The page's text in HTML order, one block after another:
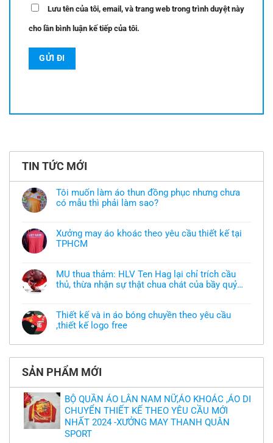
Lưu tên của tôi, email, và trang web trong trình duyệt này
cho lần bình luận kế tiếp của tôi.
TIN TỨC MỚI
Tôi muốn làm áo thun đồng phục nhưng chưa
có mẫu thì phải làm sao?
bình
luận
ở
áo
thun
đồng
mẫu
thì
làm
Xưởng may áo khoác theo yêu cầu thiết kế tại
TPHCM
bình
luận
ở
Xưởng
khoác
theo
yêu
tại
TPHCM
MU thua thảm: HLV Ten Hag lại chỉ trích cầu
thủ, thừa nhận sự thật chua chát của bầy quỷ
bình
luận
ở
MU
thảm:
Hag
lại
cầu
thủ,
thừa
nhận
thật
Thiết kế và in áo bóng chuyền theo yêu cầu
,thiết kế logo free
có
luận
Thiết
và
in
áo
bóng
chuyền
theo
yêu
SẢN PHẨM MỚI
BỘ QUẦN ÁO LÂN NAM NỮ,ÁO KHOÁC ,ÁO DI
CHUYỂN THIẾT KẾ THEO YÊU CẦU MỚI
NHẤT 2024 -XƯỞNG MAY THANH QUÂN
SPORT